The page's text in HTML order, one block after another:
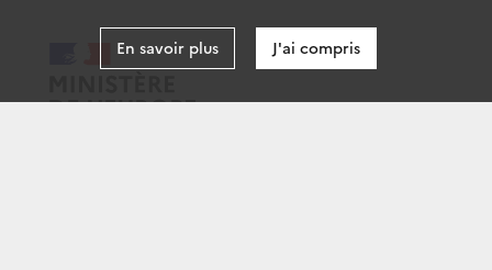
En savoir plus J'ai compris